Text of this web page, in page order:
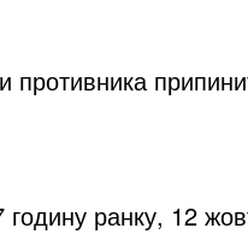
ранку, 12